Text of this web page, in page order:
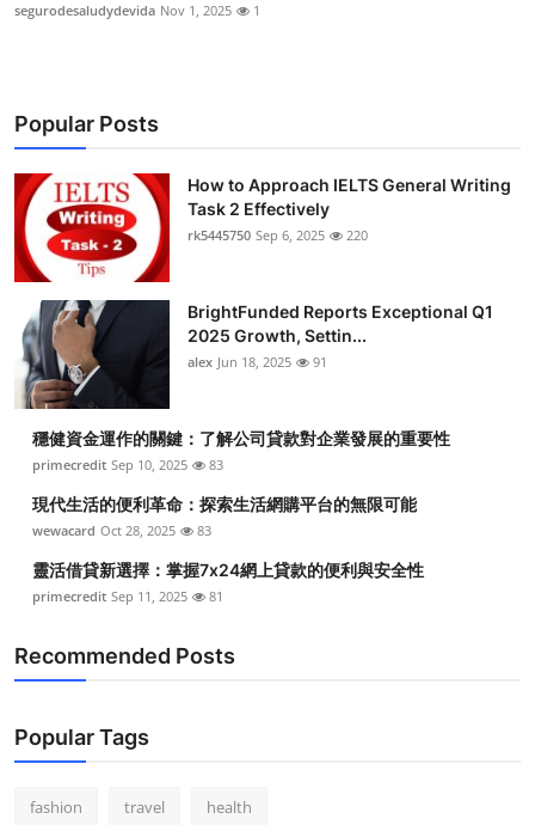
segurodesaludydevida Nov 1, 2025 1
Popular Posts
How to Approach IELTS General Writing
Task 2 Effectively
rk5445750 Sep 6, 2025 220
BrightFunded Reports Exceptional Q1
2025 Growth, Settin...
alex Jun 18, 2025 91
穩健資金運作的關鍵：了解公司貸款對企業發展的重要性
primecredit Sep 10, 2025 83
現代生活的便利革命：探索生活網購平台的無限可能
wewacard Oct 28, 2025 83
靈活借貸新選擇：掌握7x24網上貸款的便利與安全性
primecredit Sep 11, 2025 81
Recommended Posts
Popular Tags
fashion travel health